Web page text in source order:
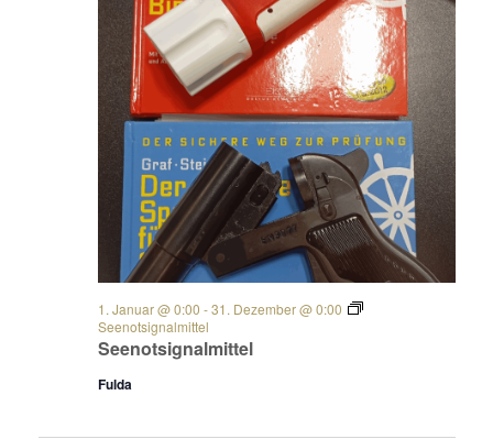
Seenotsignalmittel
1. Januar @ 0:00 -31. Dezember @ 0:00
Seenotsignalmittel
Fulda